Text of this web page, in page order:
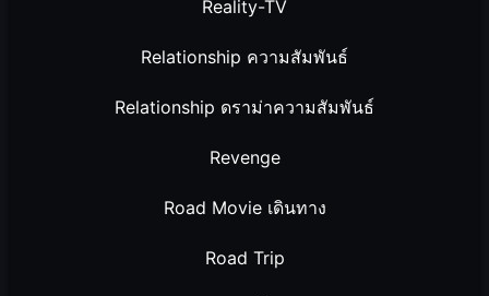
Reality-TV
Relationship ความสัมพันธ์
Relationship ดราม่าความสัมพันธ์
Revenge
Road Movie เดินทาง
Road Trip